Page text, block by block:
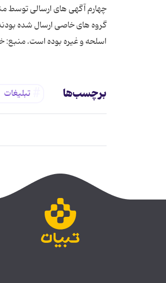
چهارم آگهی های ارسالی توسط
گروه های خاصی ارسال شده
اسلحه و غیره بوده است. منبع:
برچسب‌ها تبلیغات